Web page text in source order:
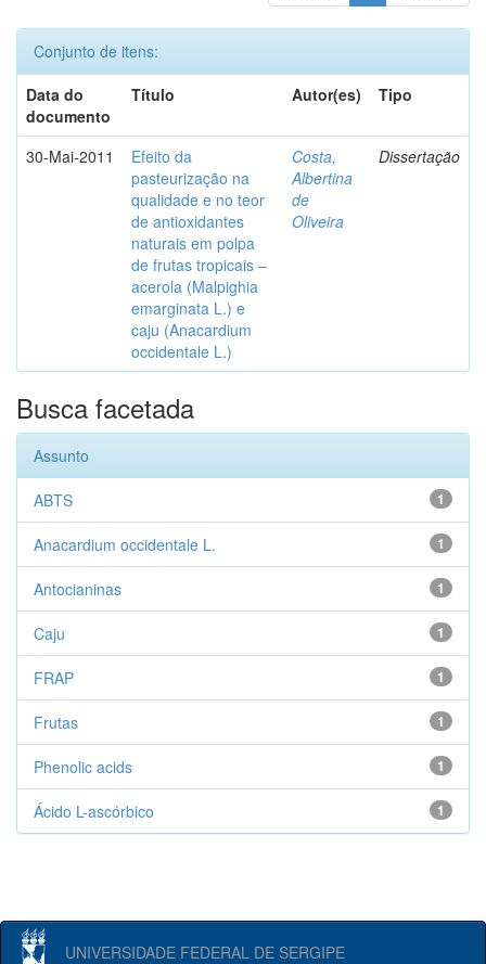
Conjunto de itens:
Data do
documento
Título Autor(es) Tipo
30-Mai-2011
Efeito da
pasteurização na
qualidade e no teor
de antioxidantes
naturais em polpa
de frutas tropicais –
acerola (Malpighia
emarginata L.) e
caju (Anacardium
occidentale L.)
Costa,
Albertina
de
Oliveira
Dissertação
Busca facetada
Assunto
1
ABTS
1
Anacardium occidentale L.
1
Antocianinas
1
Caju
1
FRAP
1
Frutas
1
Phenolic acids
1
Ácido L-ascórbico
UNIVERSIDADE FEDERAL DE SERGIPE